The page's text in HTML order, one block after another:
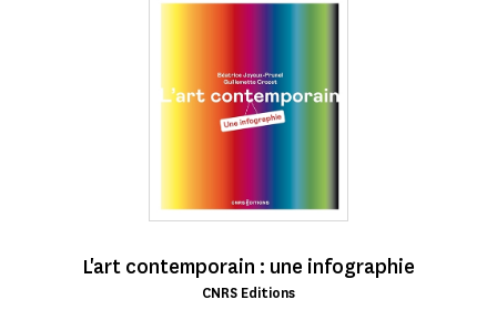
L'art contemporain : une infographie
CNRS Editions